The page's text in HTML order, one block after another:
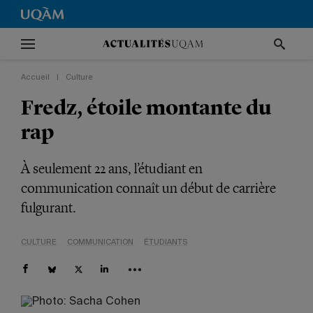
Accueil Culture
Fredz, étoile montante du
rap
À seulement 22 ans, l’étudiant en
communication connaît un début de carrière
fulgurant.
CULTURE COMMUNICATION ÉTUDIANTS